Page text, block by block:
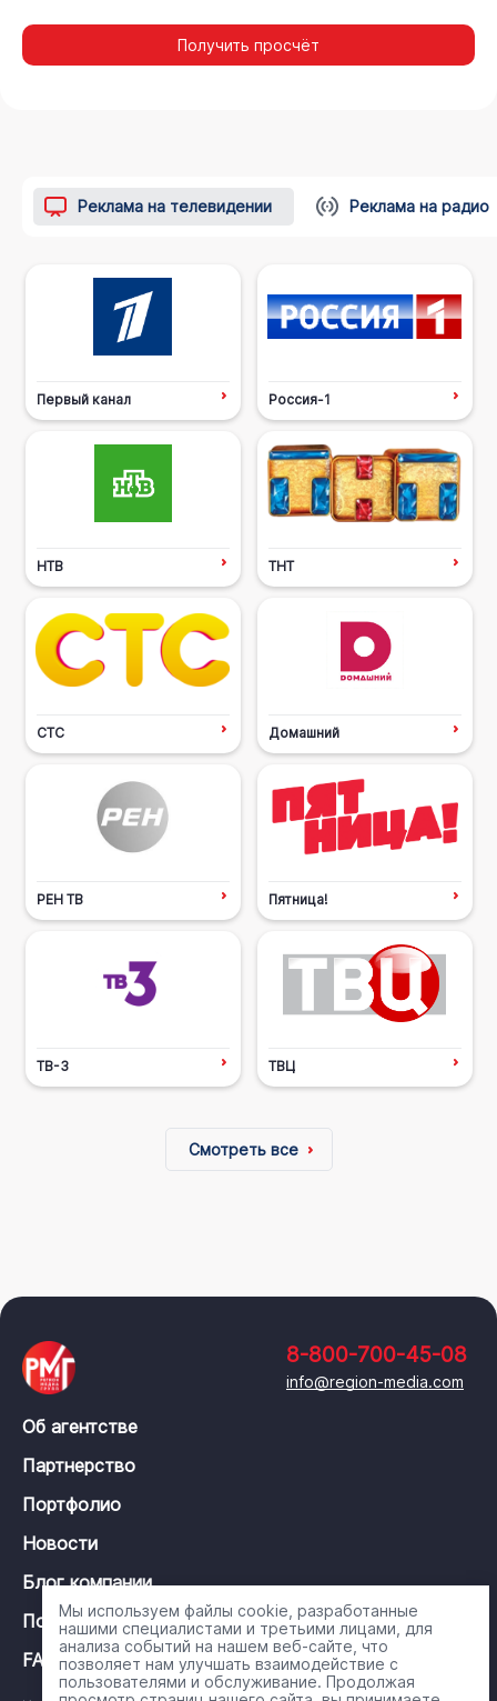
Получить просчёт
Реклама на телевидении Реклама на радио
Первый канал Россия-1
НТВ ТНТ
СТС Домашний
РЕН ТВ Пятница!
ТВ-3 ТВЦ
Смотреть все
8-800-700-45-08
info@region-media.com
Об агентстве
Партнерство
Портфолио
Новости
Блог компании
Политика конфиденциальности
FAQ
Мы используем файлы cookie, разработанные
нашими специалистами и третьими лицами, для
анализа событий на нашем веб-сайте, что
позволяет нам улучшать взаимодействие с
пользователями и обслуживание. Продолжая